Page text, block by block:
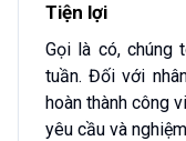
Tiện lợi
Gọi là có, chúng
tuần. Đối với
hoàn thành công
yêu cầu và